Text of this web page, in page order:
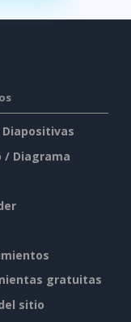
/ Diagrama
gratuitas
sitio